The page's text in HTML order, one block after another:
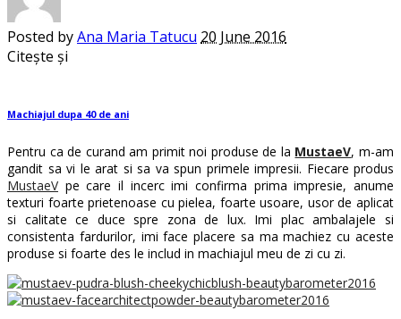
Posted byAna Maria Tatucu 20 June 2016
Citește și
Machiajul dupa 40 de ani
Pentru ca de curand am primit noi produse de la MustaeV, m-am
gandit sa vi le arat si sa va spun primele impresii. Fiecare produs
MustaeV pe care il incerc imi confirma prima impresie, anume
texturi foarte prietenoase cu pielea, foarte usoare, usor de aplicat
si calitate ce duce spre zona de lux. Imi plac ambalajele si
consistenta fardurilor, imi face placere sa ma machiez cu aceste
produse si foarte des le includ in machiajul meu de zi cu zi.